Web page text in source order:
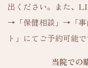
出ください。また、
→「保健相談」→「事
ト」にてご予約可能で
当院での